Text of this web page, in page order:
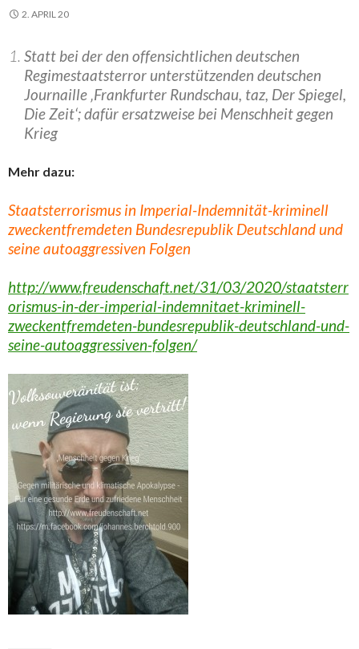
2. APRIL 20
Statt bei der den offensichtlichen deutschen
Regimestaatsterror unterstützenden deutschen
Journaille ‚Frankfurter Rundschau, taz, Der Spiegel,
Die Zeit‘; dafür ersatzweise bei Menschheit gegen
Krieg
Mehr dazu:
Staatsterrorismus in Imperial-Indemnität-kriminell
zweckentfremdeten Bundesrepublik Deutschland und
seine autoaggressiven Folgen
http://www.freudenschaft.net/31/03/2020/staatsterr
orismus-in-der-imperial-indemnitaet-kriminell-
zweckentfremdeten-bundesrepublik-deutschland-und-
seine-autoaggressiven-folgen/